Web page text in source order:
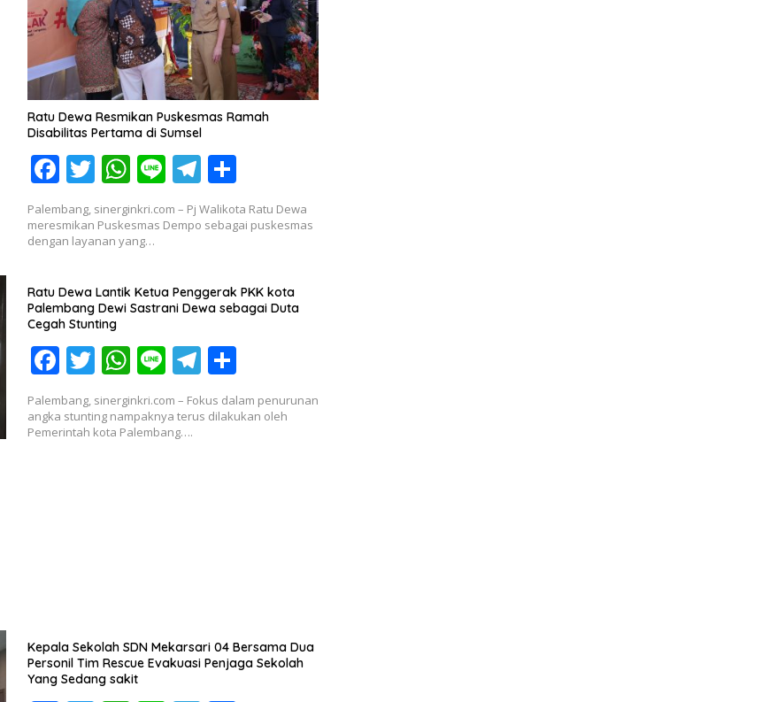
Ratu Dewa Resmikan Puskesmas Ramah
Disabilitas Pertama di Sumsel
F
ac
e
b
o
o
k
T
w
itt
er
W
h
at
s
A
p
p
Li
n
e
T
el
e
a
m
S
h
ar
Palembang, sinerginkri.com – Pj Walikota Ratu Dewa
meresmikan Puskesmas Dempo sebagai puskesmas
dengan layanan yang…
Ratu Dewa Lantik Ketua Penggerak PKK kota
Palembang Dewi Sastrani Dewa sebagai Duta
Cegah Stunting
F
ac
e
b
T
w
itt
er
W
h
at
s
Li
n
e
T
el
e
S
h
ar
Palembang, sinerginkri.com – Fokus dalam penurunan
angka stunting nampaknya terus dilakukan oleh
Pemerintah kota Palembang….
Kepala Sekolah SDN Mekarsari 04 Bersama Dua
Personil Tim Rescue Evakuasi Penjaga Sekolah
Yang Sedang sakit